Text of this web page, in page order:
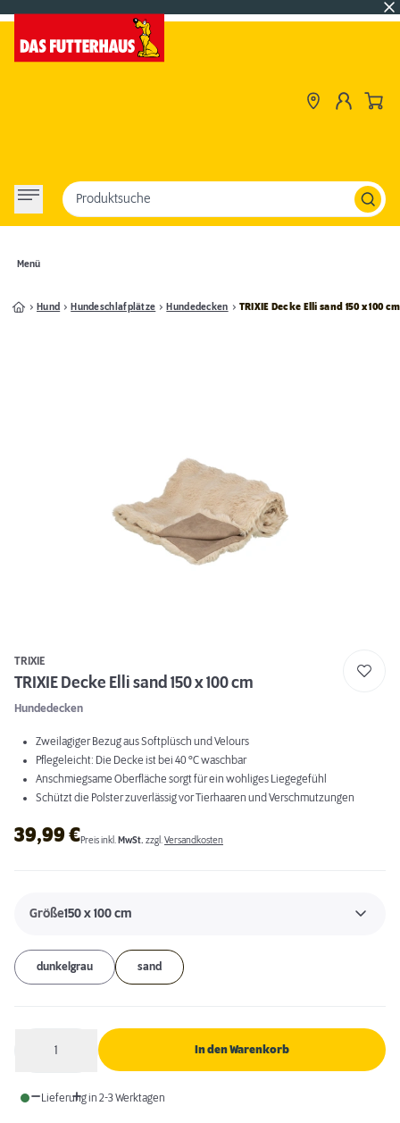
Menü
Produktsuche
Hund Hundeschlafplätze Hundedecken TRIXIE Decke Elli sand 150 x 100 cm
TRIXIE
TRIXIE Decke Elli sand 150 x 100 cm
Hundedecken
Zweilagiger Bezug aus Softplüsch und Velours
Pflegeleicht: Die Decke ist bei 40 °C waschbar
Anschmiegsame Oberfläche sorgt für ein wohliges Liegegefühl
Schützt die Polster zuverlässig vor Tierhaaren und Verschmutzungen
39,99€Preis inkl. MwSt. zzgl.Versandkosten
Größe150 x 100 cm
dunkelgrau sand
1 In den Warenkorb
Lieferung in 2-3 Werktagen